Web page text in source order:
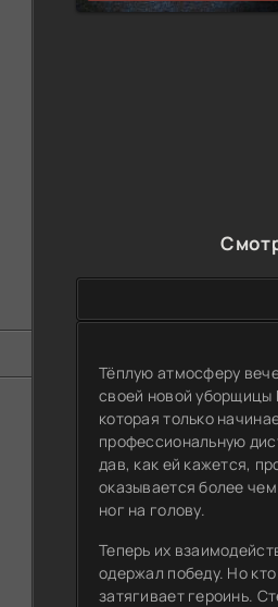
Тёплую атмосферу
своей новой уборщицы
которая только
профессиональную
дав, как ей кажется,
оказывается более
ног на голову.
Теперь их
одержал победу. Но
затягивает героинь.